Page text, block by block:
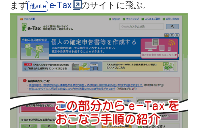
まず e-Tax のサイトに飛ぶ。